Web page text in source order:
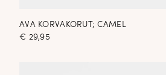
AVA KORVAKORUT; CAMEL
€ 29,95